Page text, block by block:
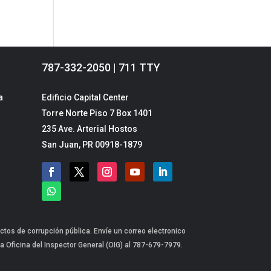
787-332-2050 | 711 TTY
Edificio Capital Center
Torre Norte Piso 7 Box 1401
235 Ave. Arterial Hostos
San Juan, PR 00918-1879
de corrupción pública. Envíe un correo electronico
del Inspector General (OIG) al 787-679-7979.